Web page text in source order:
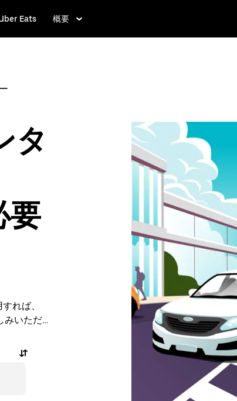
Eats 概要
タ
要
れば、
いただけ
約サービ
です。乗